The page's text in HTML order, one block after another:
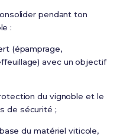
pendant ton
:
(épamprage,
avec un objectif
du vignoble et le
de sécurité ;
du matériel viticole,